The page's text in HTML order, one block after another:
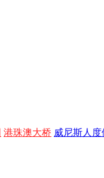
港珠澳大桥 威尼斯人度